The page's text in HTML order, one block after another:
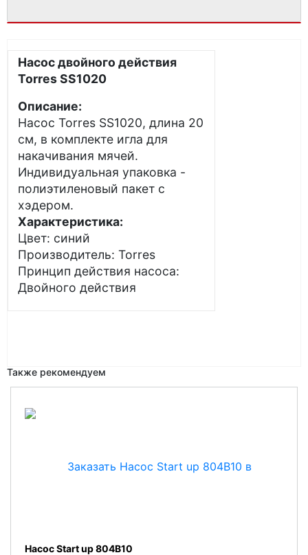
Насос двойного действия
Torres SS1020
Описание:
Насос Torres SS1020, длина 20
см, в комплекте игла для
накачивания мячей.
Индивидуальная упаковка -
полиэтиленовый пакет с
хэдером.
Характеристика:
Цвет: синий
Производитель: Torres
Принцип действия насоса:
Двойного действия
Также рекомендуем
Насос Start up 804B10